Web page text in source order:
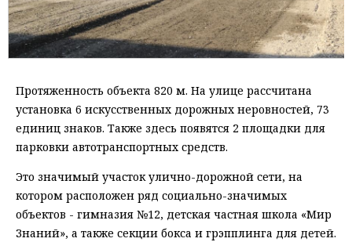
Протяженность объекта 820 м. На улице рассчитана
установка 6 искусственных дорожных неровностей, 73
единиц знаков. Также здесь появятся 2 площадки для
парковки автотранспортных средств.
Это значимый участок улично-дорожной сети, на
котором расположен ряд социально-значимых
объектов - гимназия №12, детская частная школа «Мир
Знаний», а также секции бокса и грэпплинга для детей.